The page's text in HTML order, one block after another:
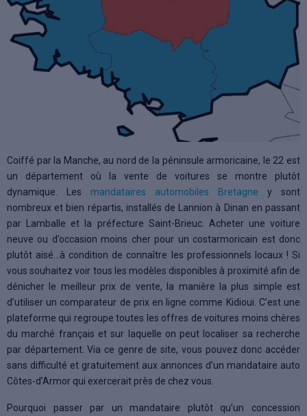
Coiffé par la Manche, au nord de la péninsule armoricaine, le 22 est
un département où la vente de voitures se montre plutôt
dynamique. Les mandataires automobiles Bretagne y sont
nombreux et bien répartis, installés de Lannion à Dinan en passant
par Lamballe et la préfecture Saint-Brieuc. Acheter une voiture
neuve ou d’occasion moins cher pour un costarmoricain est donc
plutôt aisé…à condition de connaître les professionnels locaux ! Si
vous souhaitez voir tous les modèles disponibles à proximité afin de
dénicher le meilleur prix de vente, la manière la plus simple est
d’utiliser un comparateur de prix en ligne comme Kidioui. C’est une
plateforme qui regroupe toutes les offres de voitures moins chères
du marché français et sur laquelle on peut localiser sa recherche
par département. Via ce genre de site, vous pouvez donc accéder
sans difficulté et gratuitement aux annonces d’un mandataire auto
Côtes-d’Armor qui exercerait près de chez vous.
Pourquoi passer par un mandataire plutôt qu’un concession